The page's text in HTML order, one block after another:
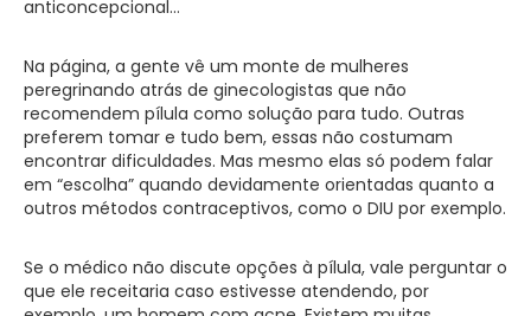
anticoncepcional…
Na página, a gente vê um monte de mulheres
peregrinando atrás de ginecologistas que não
recomendem pílula como solução para tudo. Outras
preferem tomar e tudo bem, essas não costumam
encontrar dificuldades. Mas mesmo elas só podem falar
em “escolha” quando devidamente orientadas quanto a
outros métodos contraceptivos, como o DIU por exemplo.
Se o médico não discute opções à pílula, vale perguntar o
que ele receitaria caso estivesse atendendo, por